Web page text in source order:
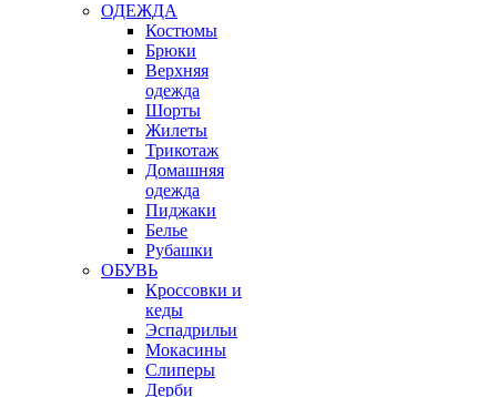
ОДЕЖДА
Костюмы
Брюки
Верхняя
одежда
Шорты
Жилеты
Трикотаж
Домашняя
одежда
Пиджаки
Белье
Рубашки
ОБУВЬ
Кроссовки и
кеды
Эспадрильи
Мокасины
Слиперы
Дерби